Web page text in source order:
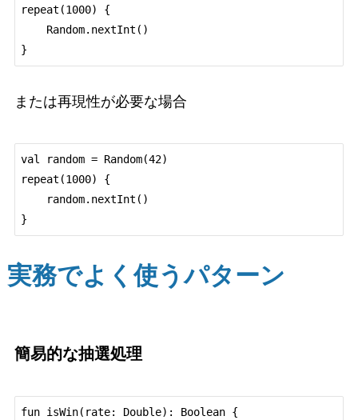
repeat(1000) {
または再現性が必要な場合
val random = Random(42)
repeat(1000) {
実務でよく使うパターン
簡易的な抽選処理
fun isWin(rate: Double): Boolean {